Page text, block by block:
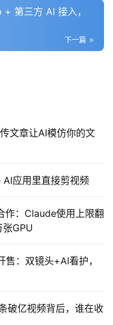
第三方 AI 接入，
下一篇
文章让AI模仿你的文
应用里直接剪视频
：Claude使用上限翻
GPU
：双镜头+AI看护，
破亿视频背后，谁在收